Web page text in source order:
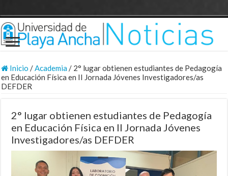
Inicio /Academia/ 2° lugar obtienen estudiantes de Pedagogía
en Educación Física en II Jornada Jóvenes Investigadores/as
DEFDER
2° lugar obtienen estudiantes de Pedagogía
en Educación Física en II Jornada Jóvenes
Investigadores/as DEFDER